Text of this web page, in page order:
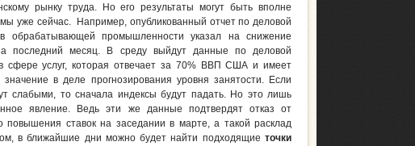
рынку труда. Но его результаты могут быть вполне
уже сейчас. Например, опубликованный отчет по деловой
в обрабатывающей промышленности указал на снижение
последний месяц. В среду выйдут данные по деловой
в сфере услуг, которая отвечает за 70% ВВП США и имеет
в деле прогнозирования уровня занятости. Если
слабыми, то сначала индексы будут падать. Но это лишь
явление. Ведь эти же данные подтвердят отказ от
повышения ставок на заседании в марте, а такой расклад
в ближайшие дни можно будет найти подходящие точки